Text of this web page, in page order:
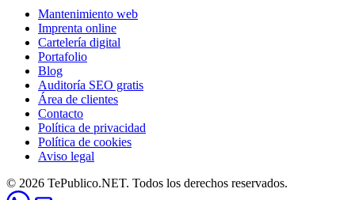
Mantenimiento web
Imprenta online
Cartelería digital
Portafolio
Blog
Auditoría SEO gratis
Área de clientes
Contacto
Política de privacidad
Política de cookies
Aviso legal
© 2026 TePublico.NET. Todos los derechos reservados.